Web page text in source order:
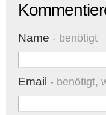
Name - benötigt
Email - benötigt,